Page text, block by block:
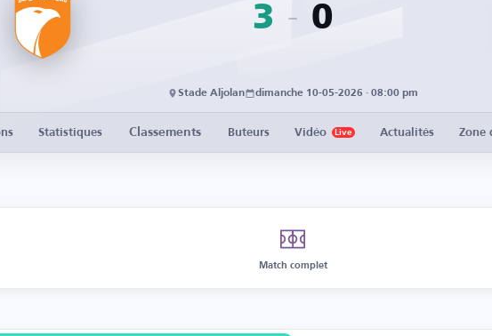
3 0
Stade Aljolan dimanche 10-05-2026 · 08:00 pm
Statistiques Classements Buteurs Vidéo Live Actualités Zone
Match complet